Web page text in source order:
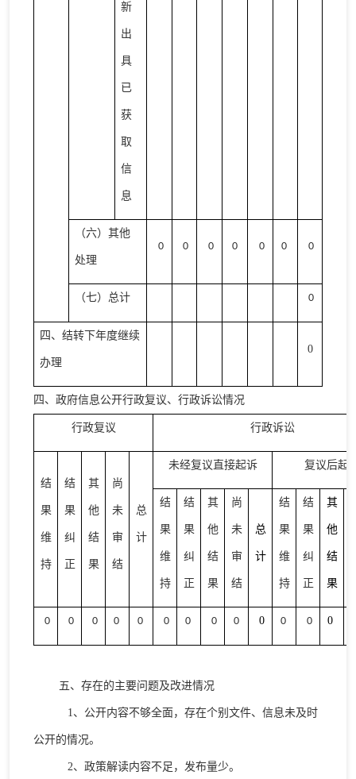
新
出
具
已
获
取
信
息
（六）其他
处理
0 0 0 0 0 0 0
（七）总计 0
四、结转下年度继续
办理
0
四、政府信息公开行政复议、行政诉讼情况
行政复议 行政诉讼
结
果
维
持
结
果
纠
正
其
他
结
果
尚
未
审
结
总
计
未经复议直接起诉 复议后起
结
果
维
持
结
果
纠
正
其
他
结
果
尚
未
审
结
总
计
结
果
维
持
结
果
纠
正
其
他
结
果
0 0 0 0 0 0 0 0 0 0 0 0 0
五、存在的主要问题及改进情况
1、公开内容不够全面，存在个别文件、信息未及时
公开的情况。
2、政策解读内容不足，发布量少。